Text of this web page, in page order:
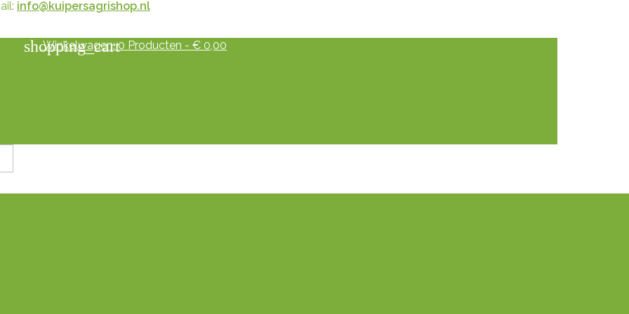
info@kuipersagrishop.nl
shopping_cart
Winkelwagen: 0 Producten - € 0,00